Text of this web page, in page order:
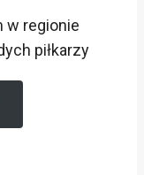
w regionie
piłkarzy